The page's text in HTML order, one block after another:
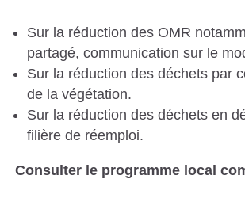
Sur la réduction des OMR
partagé, communication sur le
Sur la réduction des déchets par
de la végétation.
Sur la réduction des déchets en
filière de réemploi.
Consulter le programme local